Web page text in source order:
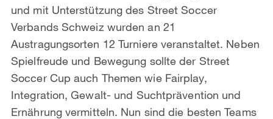
und mit Unterstützung des Street Soccer
Verbands Schweiz wurden an 21
Austragungsorten 12 Turniere veranstaltet. Neben
Spielfreude und Bewegung sollte der Street
Soccer Cup auch Themen wie Fairplay,
Integration, Gewalt- und Suchtprävention und
Ernährung vermitteln. Nun sind die besten Teams